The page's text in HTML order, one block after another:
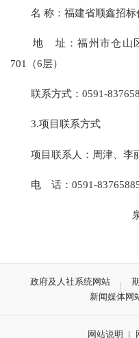
名 称：福建省顺鑫招标
地 址：福州市仓山区
701（6层）
联系方式：0591-
3.项目联系方式
项目联系人：周津、李
电 话：0591-
泉州市人力资
2026年6
政府及人社系统网站
新闻媒体网
网站说明 |